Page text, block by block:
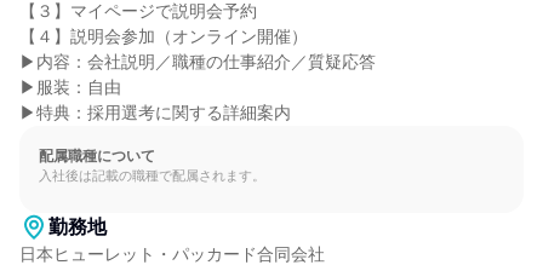
【３】マイページで説明会予約
【４】説明会参加（オンライン開催）
▶内容：会社説明／職種の仕事紹介／質疑応答
▶服装：自由
▶特典：採用選考に関する詳細案内
配属職種について
入社後は記載の職種で配属されます。
勤務地
日本ヒューレット・パッカード合同会社